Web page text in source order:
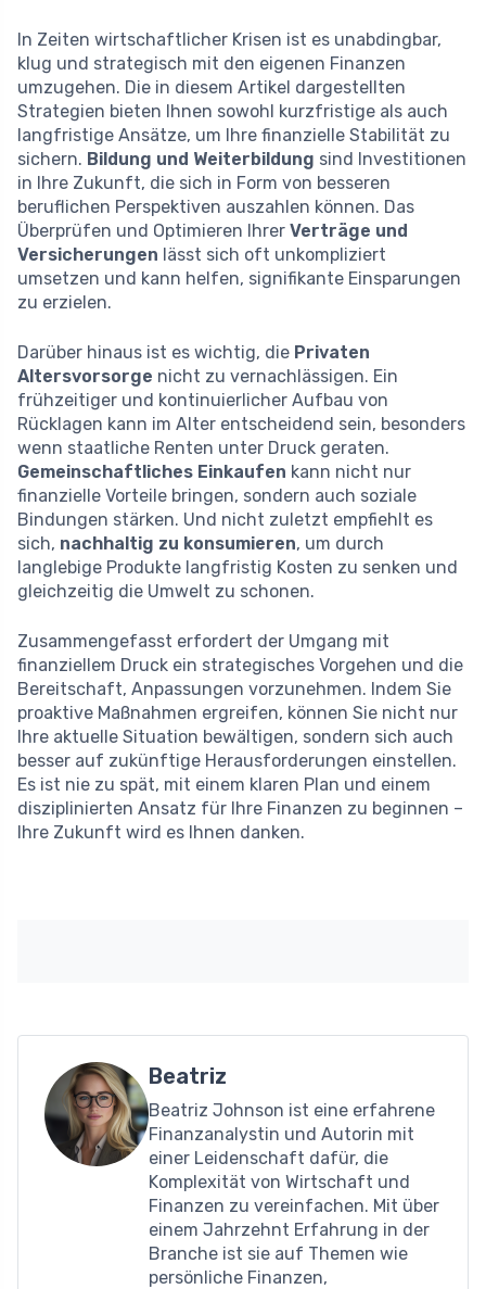
In Zeiten wirtschaftlicher Krisen ist es unabdingbar,
klug und strategisch mit den eigenen Finanzen
umzugehen. Die in diesem Artikel dargestellten
Strategien bieten Ihnen sowohl kurzfristige als auch
langfristige Ansätze, um Ihre finanzielle Stabilität zu
sichern. Bildung und Weiterbildung sind Investitionen
in Ihre Zukunft, die sich in Form von besseren
beruflichen Perspektiven auszahlen können. Das
Überprüfen und Optimieren Ihrer Verträge und
Versicherungen lässt sich oft unkompliziert
umsetzen und kann helfen, signifikante Einsparungen
zu erzielen.
Darüber hinaus ist es wichtig, die Privaten
Altersvorsorge nicht zu vernachlässigen. Ein
frühzeitiger und kontinuierlicher Aufbau von
Rücklagen kann im Alter entscheidend sein, besonders
wenn staatliche Renten unter Druck geraten.
Gemeinschaftliches Einkaufen kann nicht nur
finanzielle Vorteile bringen, sondern auch soziale
Bindungen stärken. Und nicht zuletzt empfiehlt es
sich, nachhaltig zu konsumieren, um durch
langlebige Produkte langfristig Kosten zu senken und
gleichzeitig die Umwelt zu schonen.
Zusammengefasst erfordert der Umgang mit
finanziellem Druck ein strategisches Vorgehen und die
Bereitschaft, Anpassungen vorzunehmen. Indem Sie
proaktive Maßnahmen ergreifen, können Sie nicht nur
Ihre aktuelle Situation bewältigen, sondern sich auch
besser auf zukünftige Herausforderungen einstellen.
Es ist nie zu spät, mit einem klaren Plan und einem
disziplinierten Ansatz für Ihre Finanzen zu beginnen –
Ihre Zukunft wird es Ihnen danken.
Beatriz
Beatriz Johnson ist eine erfahrene
Finanzanalystin und Autorin mit
einer Leidenschaft dafür, die
Komplexität von Wirtschaft und
Finanzen zu vereinfachen. Mit über
einem Jahrzehnt Erfahrung in der
Branche ist sie auf Themen wie
persönliche Finanzen,